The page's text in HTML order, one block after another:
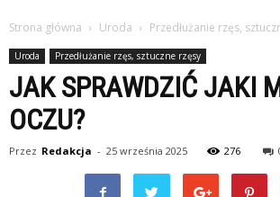
Strona główna Uroda Przedłużanie rzęs,
Uroda Przedłużanie rzęs, sztuczne rzęsy
JAK SPRAWDZIĆ JAKI
OCZU?
Przez Redakcja - 25 września 2025 276